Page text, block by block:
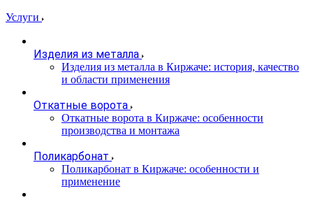
Услуги
Изделия из металла
Изделия из металла в Киржаче: история, качество
и области применения
Откатные ворота
Откатные ворота в Киржаче: особенности
производства и монтажа
Поликарбонат
Поликарбонат в Киржаче: особенности и
применение